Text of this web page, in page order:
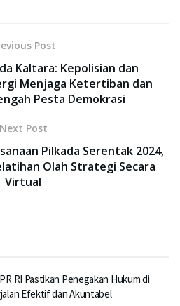
Post
Kaltara: Kepolisian dan
Menjaga Ketertiban dan
Pesta Demokrasi
Next Post
Pilkada Serentak 2024,
Olah Strategi Secara
Virtual
RI Pastikan Penegakan Hukum di
Efektif dan Akuntabel